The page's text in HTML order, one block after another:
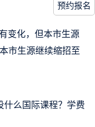
变化，但本市生源
市生源继续缩招至
什么国际课程？学费
预约报名